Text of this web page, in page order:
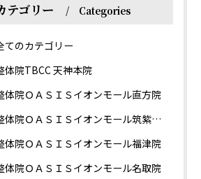
テゴリー Categories
てのカテゴリー
体院TBCC 天神本院
体院ＯＡＳＩＳイオンモール直方院
体院ＯＡＳＩＳイオンモール筑紫野院
体院ＯＡＳＩＳイオンモール福津院
体院ＯＡＳＩＳイオンモール名取院